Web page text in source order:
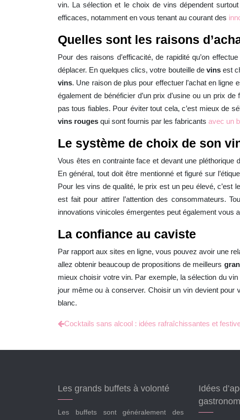
vin. La sélection et le choix de vins dépendent
efficaces, notamment en vous tenant au courant des
Quelles sont les raisons
Pour des raisons d’efficacité, de rapidité qu’on
déplacer. En quelques clics, votre bouteille de vinsest
vins. Une raison de plus pour effectuer l’achat en ligne
également de bénéficier d’un prix d’usine ou un prix
pas tous fiables. Pour éviter tout cela, c’est mieux de
vins rouges qui sont fournis par les fabricants avec un
Le système de choix de son
Vous êtes en contrainte face et devant une pléthorique
En général, tout doit être mentionné et figuré sur
Pour les vins de qualité, le prix est un peu élevé, c’est
est fait pour attirer l’attention des consommateurs.
innovations vinicoles émergentes peut également vous
La confiance au caviste
Par rapport aux sites en ligne, vous pouvez avoir une
allez obtenir beaucoup de propositions de meilleurs
mieux choisir votre vin. Par exemple, la sélection du
jour même ou à conserver. Choisir un vin devient
blanc.
Cocktails sans alcool : idées rafraîchissantes et
Les grands buffets à volonté
Les buffets sont généralement des
Idées